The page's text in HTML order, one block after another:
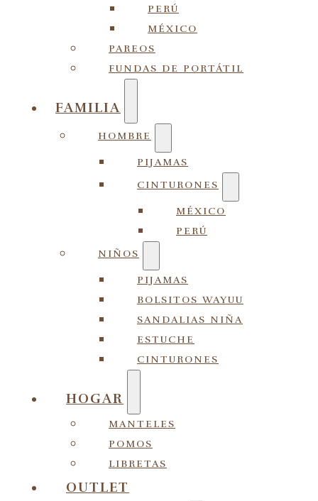
PERÚ
MÉXICO
PAREOS
FUNDAS DE PORTÁTIL
FAMILIA
HOMBRE
PIJAMAS
CINTURONES
MÉXICO
PERÚ
NIÑOS
PIJAMAS
BOLSITOS WAYUU
SANDALIAS NIÑA
ESTUCHE
CINTURONES
HOGAR
MANTELES
POMOS
LIBRETAS
OUTLET